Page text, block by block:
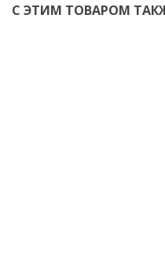
С ЭТИМ ТОВАРОМ